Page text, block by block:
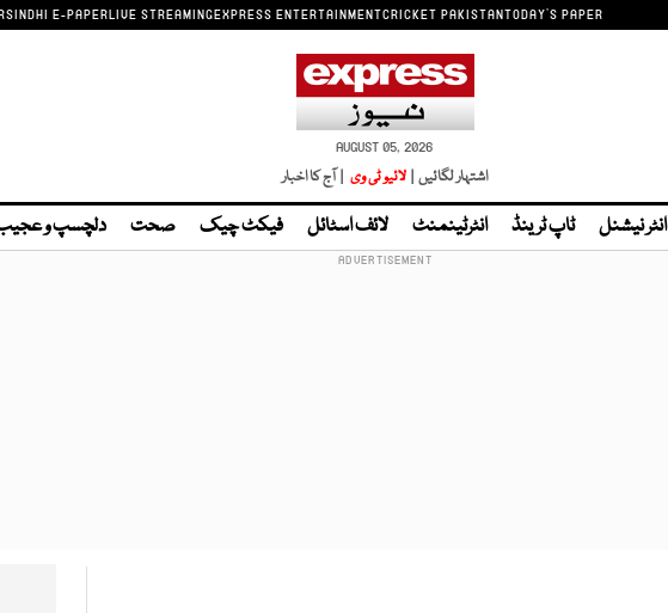
SINDHI E-PAPERLIVE STREAMINGEXPRESS ENTERTAINMENTCRICKET PAKISTANTODAY'S PAPER
AUGUST 05, 2026
اشتہار لگائیں | لائیو ٹی وی | آج کا اخبار
انٹر نیشنل ٹاپ ٹرینڈ انٹرٹینمنٹ لائف اسٹائل فیکٹ چیک صحت دلچسپ و